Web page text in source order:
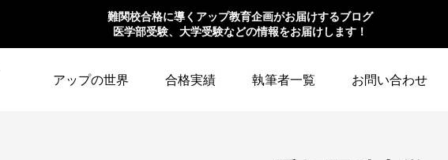
難関校合格に導くアップ教育企画がお届けするブログ
医学部受験、大学受験などの情報をお届けします！
アップの世界 合格実績 執筆者一覧 お問い合わせ